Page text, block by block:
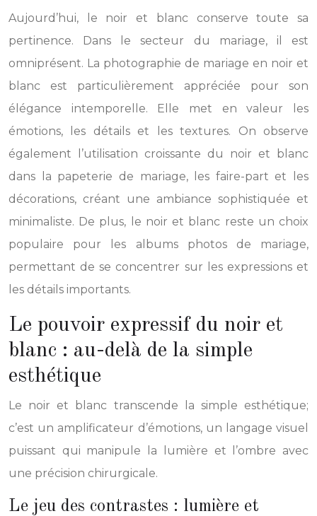
Aujourd’hui, le noir et blanc conserve toute sa
pertinence. Dans le secteur du mariage, il est
omniprésent. La photographie de mariage en noir et
blanc est particulièrement appréciée pour son
élégance intemporelle. Elle met en valeur les
émotions, les détails et les textures. On observe
également l’utilisation croissante du noir et blanc
dans la papeterie de mariage, les faire-part et les
décorations, créant une ambiance sophistiquée et
minimaliste. De plus, le noir et blanc reste un choix
populaire pour les albums photos de mariage,
permettant de se concentrer sur les expressions et
les détails importants.
Le pouvoir expressif du noir et
blanc : au-delà de la simple
esthétique
Le noir et blanc transcende la simple esthétique;
c’est un amplificateur d’émotions, un langage visuel
puissant qui manipule la lumière et l’ombre avec
une précision chirurgicale.
Le jeu des contrastes : lumière et